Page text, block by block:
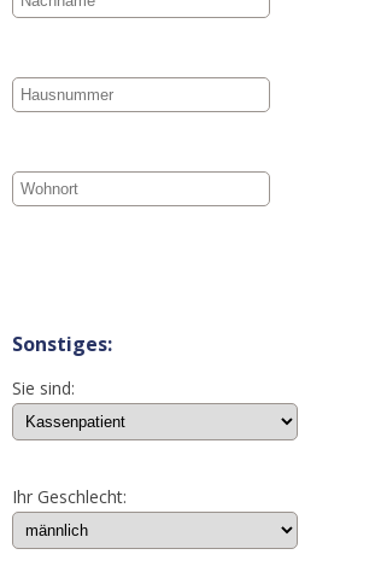
Sonstiges:
Sie sind:
Ihr Geschlecht: